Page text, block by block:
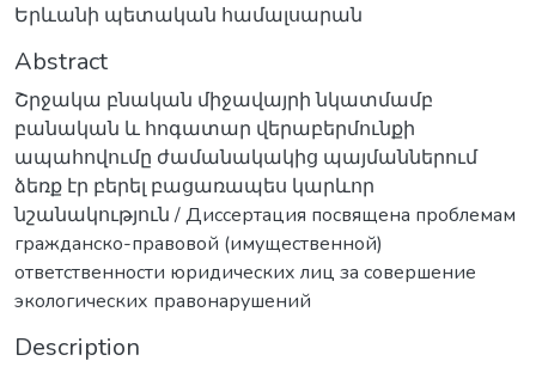
Երևանի պետական համալսարան
Abstract
Շրջակա բնական միջավայրի նկատմամբ
բանական և հոգատար վերաբերմունքի
ապահովումը ժամանակակից պայմաններում
ձեռք էր բերել բացառապես կարևոր
նշանակություն / Диссертация посвящена проблемам
гражданско-правовой (имущественной)
ответственности юридических лиц за совершение
экологических правонарушений
Description